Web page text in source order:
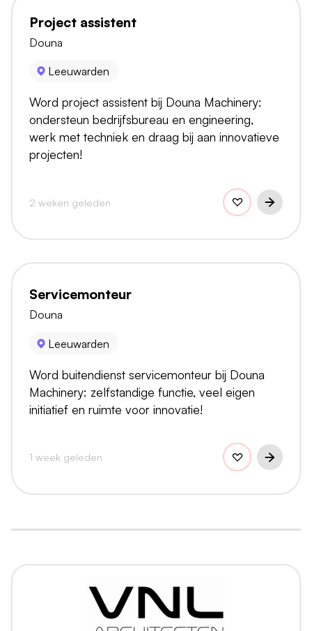
Project assistent
Douna
Leeuwarden
Word project assistent bij Douna Machinery:
ondersteun bedrijfsbureau en engineering,
werk met techniek en draag bij aan innovatieve
projecten!
2 weken geleden
Servicemonteur
Douna
Leeuwarden
Word buitendienst servicemonteur bij Douna
Machinery: zelfstandige functie, veel eigen
initiatief en ruimte voor innovatie!
1 week geleden